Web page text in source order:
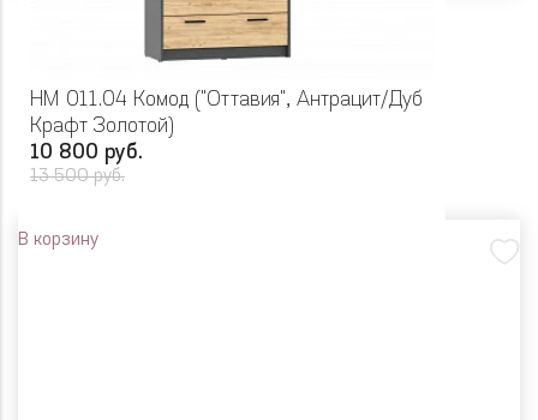
НМ 011.04 Комод ("Оттавия", Антрацит/Дуб
Крафт Золотой)
10 800 руб.
13 500 руб.
В корзину